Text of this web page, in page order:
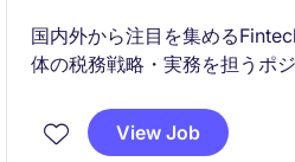
国内外から注目を集める
体の税務戦略・実務を担うポ
成長・変革フェーズ、税務の
く関われる
View Job